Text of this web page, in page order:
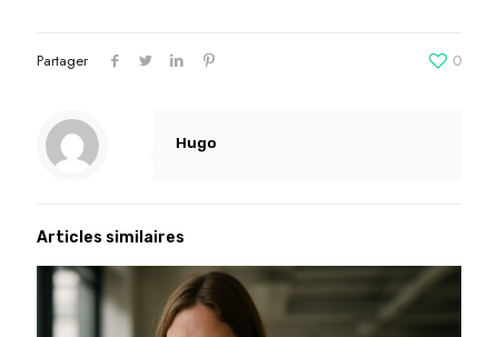
Partager 0
Hugo
Articles similaires